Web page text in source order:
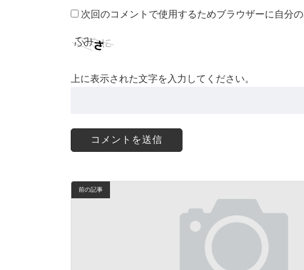
次回のコメントで使用するためブラウザーに自分
上に表示された文字を入力してください。
前の記事